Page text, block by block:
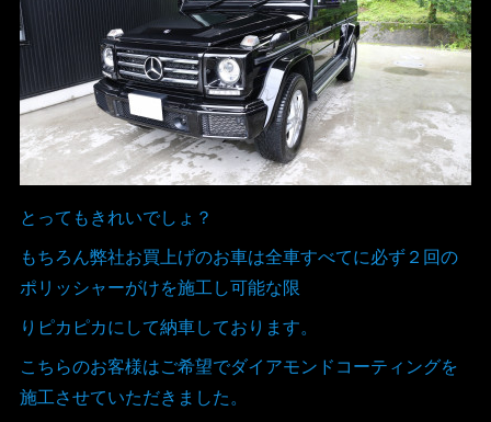
とってもきれいでしょ？
もちろん弊社お買上げのお車は全車すべてに必ず２回の
ポリッシャーがけを施工し可能な限
りピカピカにして納車しております。
こちらのお客様はご希望でダイアモンドコーティングを
施工させていただきました。